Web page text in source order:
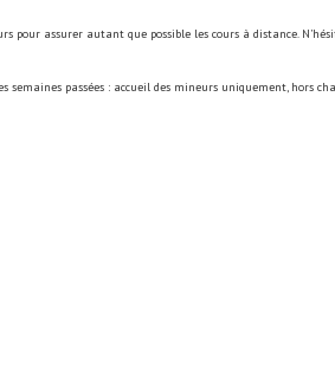
assurer autant que possible les cours à distance.
passées : accueil des mineurs uniquement, hors